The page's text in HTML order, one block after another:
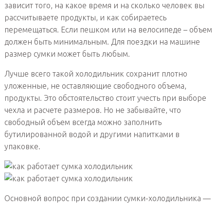
зависит того, на какое время и на сколько человек вы
рассчитываете продукты, и как собираетесь
перемещаться. Если пешком или на велосипеде – объем
должен быть минимальным. Для поездки на машине
размер сумки может быть любым.
Лучше всего такой холодильник сохранит плотно
уложенные, не оставляющие свободного объема,
продукты. Это обстоятельство стоит учесть при выборе
чехла и расчете размеров. Но не забывайте, что
свободный объем всегда можно заполнить
бутилированной водой и другими напитками в
упаковке.
Основной вопрос при создании сумки-холодильника —